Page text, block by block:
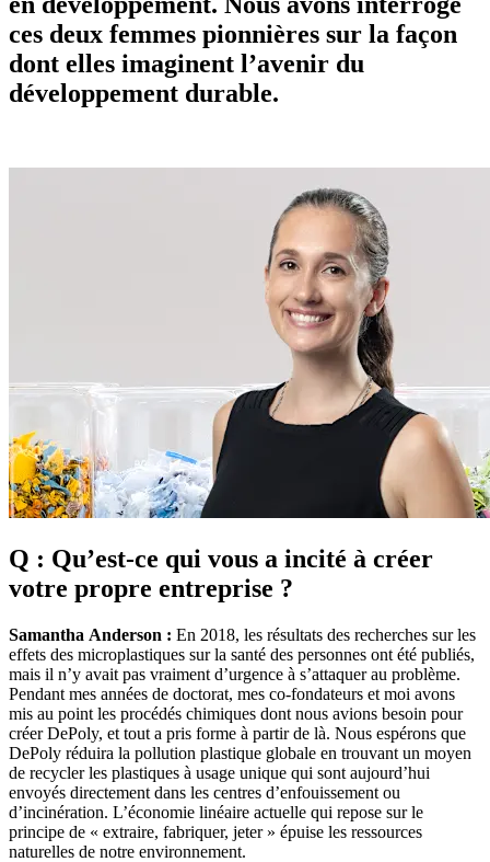
ces deux femmes pionnières sur la façon
dont elles imaginent l’avenir du
développement durable.
Q : Qu’est-ce qui vous a incité à créer
votre propre entreprise ?
Samantha Anderson : En 2018, les résultats des recherches sur les
effets des microplastiques sur la santé des personnes ont été publiés,
mais il n’y avait pas vraiment d’urgence à s’attaquer au problème.
Pendant mes années de doctorat, mes co-fondateurs et moi avons
mis au point les procédés chimiques dont nous avions besoin pour
créer DePoly, et tout a pris forme à partir de là. Nous espérons que
DePoly réduira la pollution plastique globale en trouvant un moyen
de recycler les plastiques à usage unique qui sont aujourd’hui
envoyés directement dans les centres d’enfouissement ou
d’incinération. L’économie linéaire actuelle qui repose sur le
principe de « extraire, fabriquer, jeter » épuise les ressources
naturelles de notre environnement.